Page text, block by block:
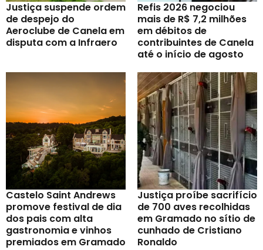
Justiça suspende ordem
de despejo do
Aeroclube de Canela em
disputa com a Infraero
Refis 2026 negociou
mais de R$ 7,2 milhões
em débitos de
contribuintes de Canela
até o início de agosto
Castelo Saint Andrews
promove festival de dia
dos pais com alta
gastronomia e vinhos
premiados em Gramado
Justiça proíbe sacrifício
de 700 aves recolhidas
em Gramado no sítio de
cunhado de Cristiano
Ronaldo